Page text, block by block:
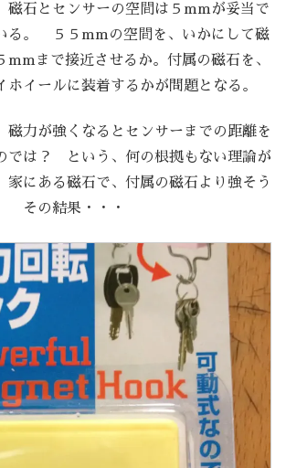
磁石とセンサーの空間は５mmが妥当で
る。 ５５mmの空間を、いかにして磁
mmまで接近させるか。付属の磁石を、
ホイールに装着するかが問題となる。
磁力が強くなるとセンサーまでの距離を
では？ という、何の根拠もない理論が
にある磁石で、付属の磁石より強そう
その結果・・・